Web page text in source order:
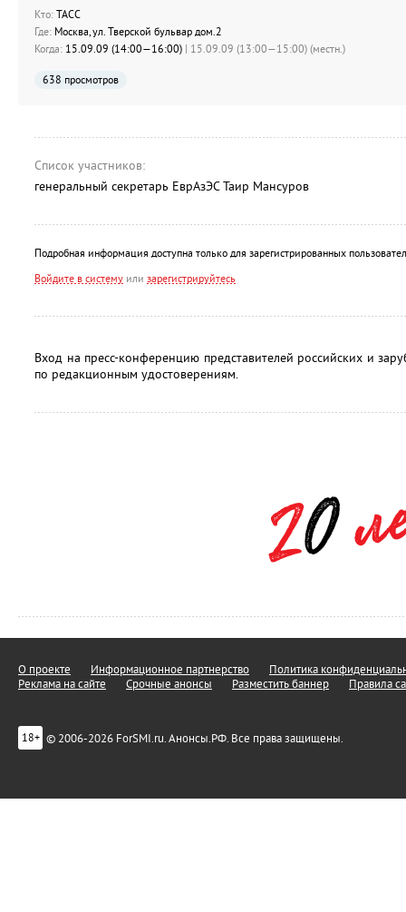
Кто: ТАСС
Где: Москва, ул. Тверской бульвар дом.2
Когда: 15.09.09 (14:00—16:00) | 15.09.09 (13:00—15:00) (местн.)
638 просмотров
Список участников:
генеральный секретарь ЕврАзЭС Таир Мансуров
Подробная информация доступна только для зарегистрированных
Войдите в систему или зарегистрируйтесь
Вход на пресс-конференцию представителей российских и
по редакционным удостоверениям.
О проекте Информационное партнерство
Политика
Реклама на сайте
Срочные анонсы Разместить баннер Правила
18+ © 2006-2026 ForSMI.ru. Анонсы.РФ. Все права защищены.